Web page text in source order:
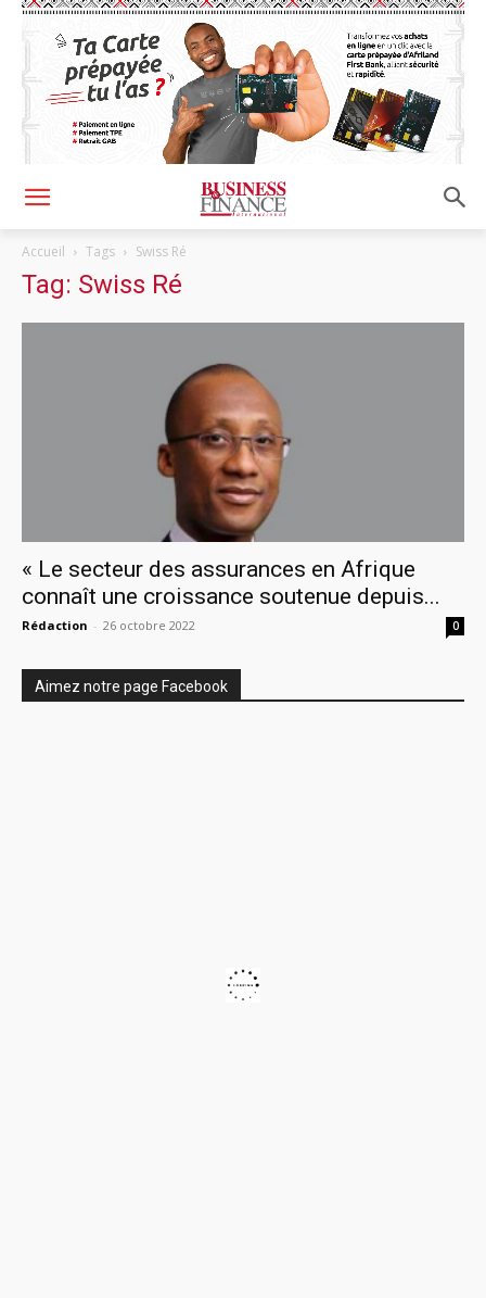
Accueil Tags Swiss Ré
Tag: Swiss Ré
« Le secteur des assurances en Afrique
connaît une croissance soutenue depuis...
Rédaction - 26 octobre 2022 0
Aimez notre page Facebook